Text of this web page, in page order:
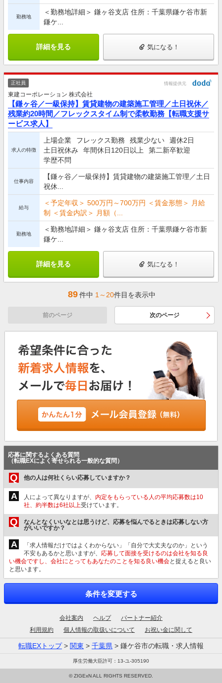
勤務地
＜勤務地詳細＞ 鎌ヶ谷支店 住所：千葉県鎌ケ谷市新
鎌ケ...
詳細を見る 気になる！
正社員 情報提供元
東建コーポレーション 株式会社
【鎌ヶ谷／一級保持】賃貸建物の建築施工管理／土日祝休／
残業約20時間／フレックスタイム制で柔軟勤務【転職支援サ
ービス求人】
求人の特徴
上場企業 フレックス勤務 残業少ない
週休2日
土日祝休み
年間休日120日以上
第二新卒歓迎
学歴不問
仕事内容
【鎌ヶ谷／一級保持】賃貸建物の建築施工管理／土日
祝休...
給与
＜予定年収＞ 500万円～700万円 ＜賃金形態＞ 月給
制 ＜賃金内訳＞ 月額（...
勤務地
＜勤務地詳細＞ 鎌ヶ谷支店 住所：千葉県鎌ケ谷市新
鎌ケ...
詳細を見る 気になる！
89件中 1～20件目を表示中
前のページ 次のページ
応募に関するよくある質問
（転職EXによく寄せられる一般的な質問）
Q 他の人は何社くらい応募していますか？
A 人によって異なりますが、 内定をもらっている人の平均応募数は10
社、約半数は6社以上受けています。
Q
なんとなくいいなとは思うけど、応募を悩んでるときは応募しない方
がいいですか？
A
「求人情報だけではよくわからない」「自分で大丈夫なのか」という
不安もあるかと思いますが、 応募して面接を受けるのは会社を知る良
い機会ですし、会社にとってもあなたのことを知る良い機会と捉えると良い
と思います。
条件を変更する
会社案内 ヘルプ
パートナー紹介
利用規約
個人情報の取扱いについて お祝い金に関して
転職EXトップ> 関東 > 千葉県 > 鎌ケ谷市の転職・求人情報
厚生労働大臣許可：13-ユ-305190
© ZIGExN ALL RIGHTS RESERVED.